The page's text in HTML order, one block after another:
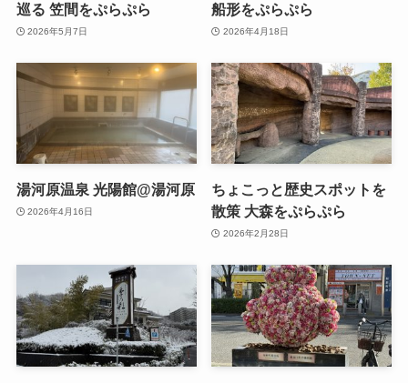
巡る 笠間をぷらぷら
2026年5月7日
船形をぷらぷら
2026年4月18日
湯河原温泉 光陽館@湯河原
2026年4月16日
ちょこっと歴史スポットを
散策 大森をぷらぷら
2026年2月28日